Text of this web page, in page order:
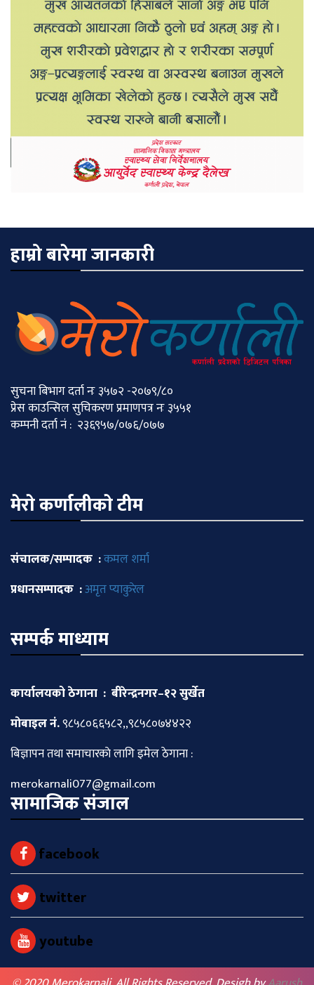
हाम्रो बारेमा जानकारी
सुचना बिभाग दर्ता नः ३५७२ -२०७९/८०
प्रेस काउन्सिल सुचिकरण प्रमाणपत्र नः ३५५१
कम्पनी दर्ता नं : २३६९५७/०७६/०७७
मेराे कर्णालीकाे टीम
संचालक/सम्पादक :कमल शर्मा
प्रधानसम्पादक :अमृत प्याकुरेल
सम्पर्क माध्याम
कार्यालयको ठेगाना : बीरेन्द्रनगर–१२ सुर्खेत
माेबाइल नं.९८५८०६६५८२,,९८५८०७४४२२
बिज्ञापन तथा समाचारकाे लागि इमेल ठेगाना :
merokarnali077@gmail.com
सामाजिक संजाल
facebook
twitter
youtube